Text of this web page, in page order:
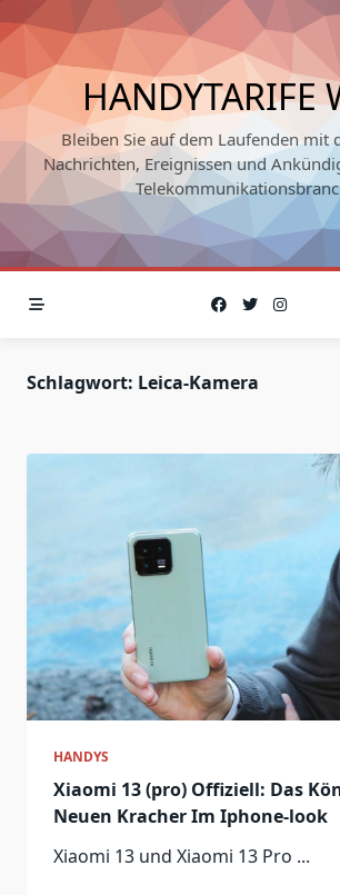
Skip
to
content
HANDYTARIFE
Bleiben Sie auf dem Laufenden mit
Nachrichten, Ereignissen und
Schlagwort: Leica-Kamera
HANDYS
Xiaomi 13 (pro) Offiziell: Das
Neuen Kracher Im Iphone-look
Xiaomi 13 und Xiaomi 13 Pro ...